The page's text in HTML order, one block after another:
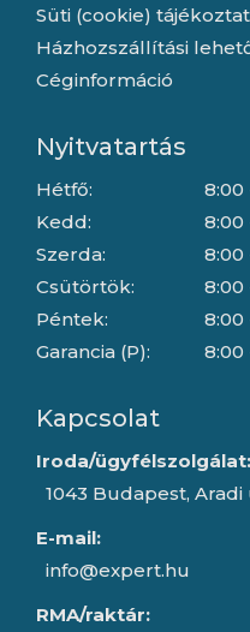
Süti (cookie)
Házhozszállítási
Céginformáció
Nyitvatartás
Hétfő:
Kedd:
Szerda:
Csütörtök:
Péntek:
Garancia (P):
8:00
8:00
8:00
8:00
8:00
8:00
Kapcsolat
Iroda/ügyfélszolgálat:
1043 Budapest, Aradi
E-mail:
info@expert.hu
RMA/raktár: